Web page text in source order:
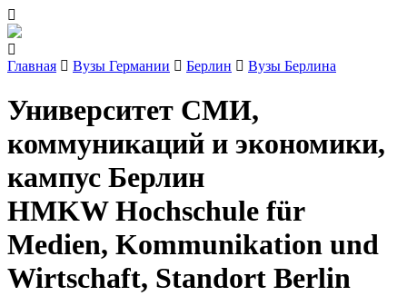
Главная Вузы Германии Берлин Вузы Берлина
Университет СМИ,
коммуникаций и экономики,
кампус Берлин
HMKW Hochschule für
Medien, Kommunikation und
Wirtschaft, Standort Berlin